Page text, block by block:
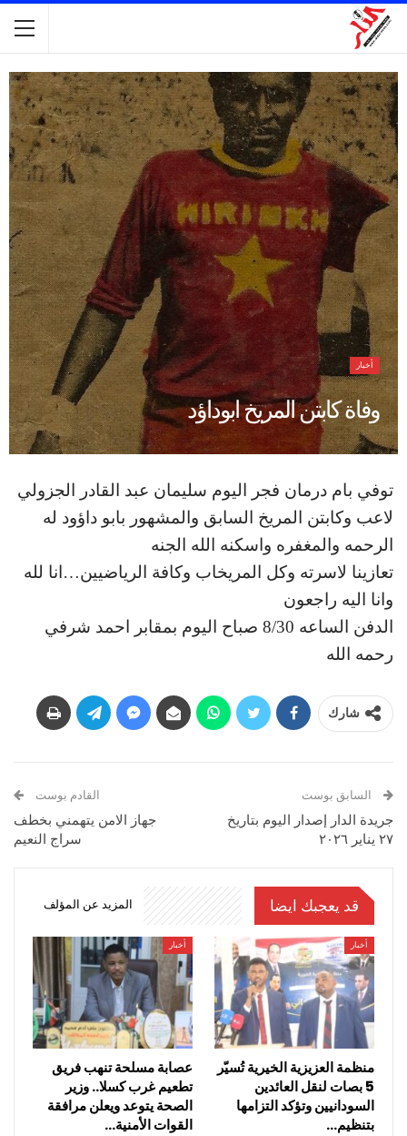
أخبار
وفاة كابتن المريخ ابوداؤد
توفي بام درمان فجر اليوم سليمان عبد القادر الجزولي
لاعب وكابتن المريخ السابق والمشهور بابو داؤود له
الرحمه والمغفره واسكنه الله الجنه
تعازينا لاسرته وكل المريخاب وكافة الرياضيين…انا لله
وانا اليه راجعون
الدفن الساعه 8/30 صباح اليوم بمقابر احمد شرفي
رحمه الله
شارك
السابق بوست
جريدة الدار إصدار اليوم بتاريخ
٢٧ يناير ٢٠٢٦
القادم بوست
جهاز الامن يتهمني بخطف
سراج النعيم
قد يعجبك ايضا المزيد عن المؤلف
أخبار
منظمة العزيزية الخيرية تُسيّر
5 بصات لنقل العائدين
السودانيين وتؤكد التزامها
بتنظيم…
أخبار
عصابة مسلحة تنهب فريق
تطعيم غرب كسلا.. وزير
الصحة يتوعد ويعلن مرافقة
القوات الأمنية…